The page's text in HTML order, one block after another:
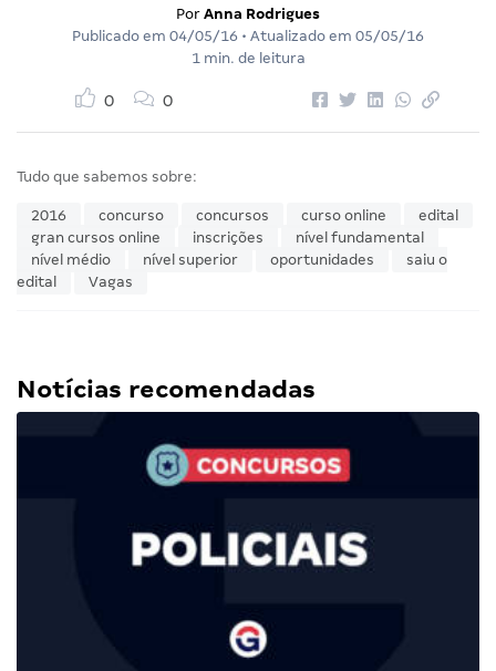
Por Anna Rodrigues
Publicado em 04/05/16 • Atualizado em 05/05/16
1 min. de leitura
0 0
Tudo que sabemos sobre:
2016 concurso concursos curso online
edital
gran cursos online
inscrições
nível fundamental
nível médio
nível superior oportunidades
saiu o
edital
Vagas
Notícias recomendadas